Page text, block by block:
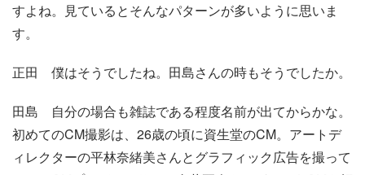
すよね。見ているとそんなパターンが多いように思いま
す。
正田 僕はそうでしたね。田島さんの時もそうでしたか。
田島 自分の場合も雑誌である程度名前が出てからかな。
初めてのCM撮影は、26歳の頃に資生堂のCM。アートデ
ィレクターの平林奈緒美さんとグラフィック広告を撮って